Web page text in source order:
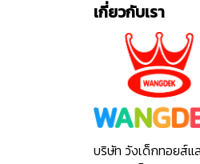
เกี่ยวกับเรา
บริษัท วังเด็กทอยส์